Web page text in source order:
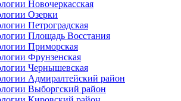
Новочеркасская
Озерки
Петроградская
Площадь Восстания
Приморская
Фрунзенская
Чернышевская
Адмиралтейский район
Выборгский район